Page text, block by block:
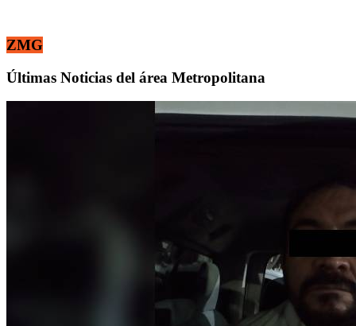
ZMG
Últimas Noticias del área Metropolitana